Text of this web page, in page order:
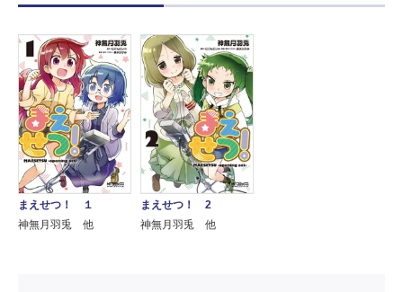
まえせつ！ １
神無月羽兎 他
まえせつ！ 2
神無月羽兎 他